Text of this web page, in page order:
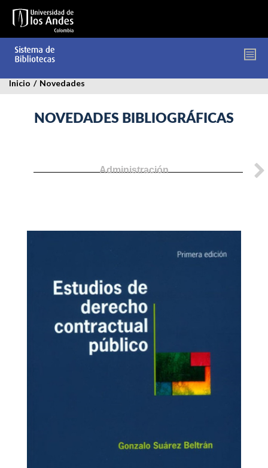
contenido
Inicio / Novedades
NOVEDADES BIBLIOGRÁFICAS
Administración
derecho-
contractual.jpg